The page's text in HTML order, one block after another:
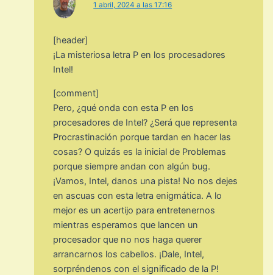
1 abril, 2024 a las 17:16
[header]
¡La misteriosa letra P en los procesadores
Intel!
[comment]
Pero, ¿qué onda con esta P en los
procesadores de Intel? ¿Será que representa
Procrastinación porque tardan en hacer las
cosas? O quizás es la inicial de Problemas
porque siempre andan con algún bug.
¡Vamos, Intel, danos una pista! No nos dejes
en ascuas con esta letra enigmática. A lo
mejor es un acertijo para entretenernos
mientras esperamos que lancen un
procesador que no nos haga querer
arrancarnos los cabellos. ¡Dale, Intel,
sorpréndenos con el significado de la P!